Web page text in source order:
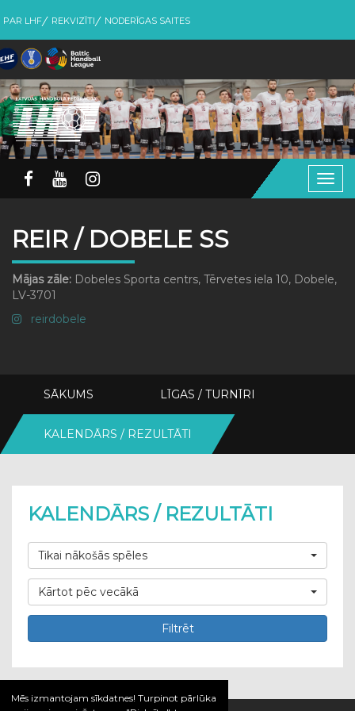
Mēs izmantojam sīkdatnes! Turpinot pārlūka
PAR LHF REKVIZĪTI NODERĪGAS SAITES
REIR / DOBELE SS
Mājas zāle: Dobeles Sporta centrs, Tērvetes iela 10, Dobele,
LV-3701
reirdobele
SĀKUMS LĪGAS / TURNĪRI
KALENDĀRS / REZULTĀTI
KALENDĀRS / REZULTĀTI
Tikai nākošās spēles
Kārtot pēc vecākā
Filtrēt